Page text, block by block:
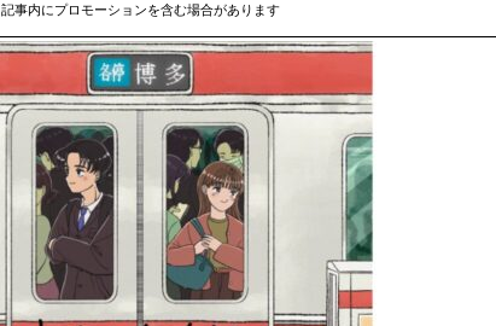
記事内にプロモーションを含む場合があります